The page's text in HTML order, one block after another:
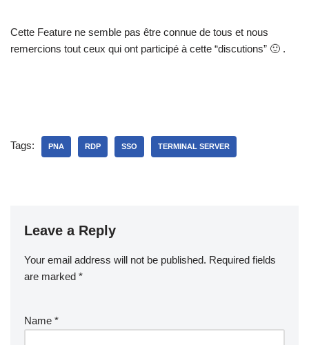
Cette Feature ne semble pas être connue de tous et nous
remercions tout ceux qui ont participé à cette “discutions” 🙂 .
Tags: PNA RDP SSO TERMINAL SERVER
Leave a Reply
Your email address will not be published. Required fields
are marked *
Name *